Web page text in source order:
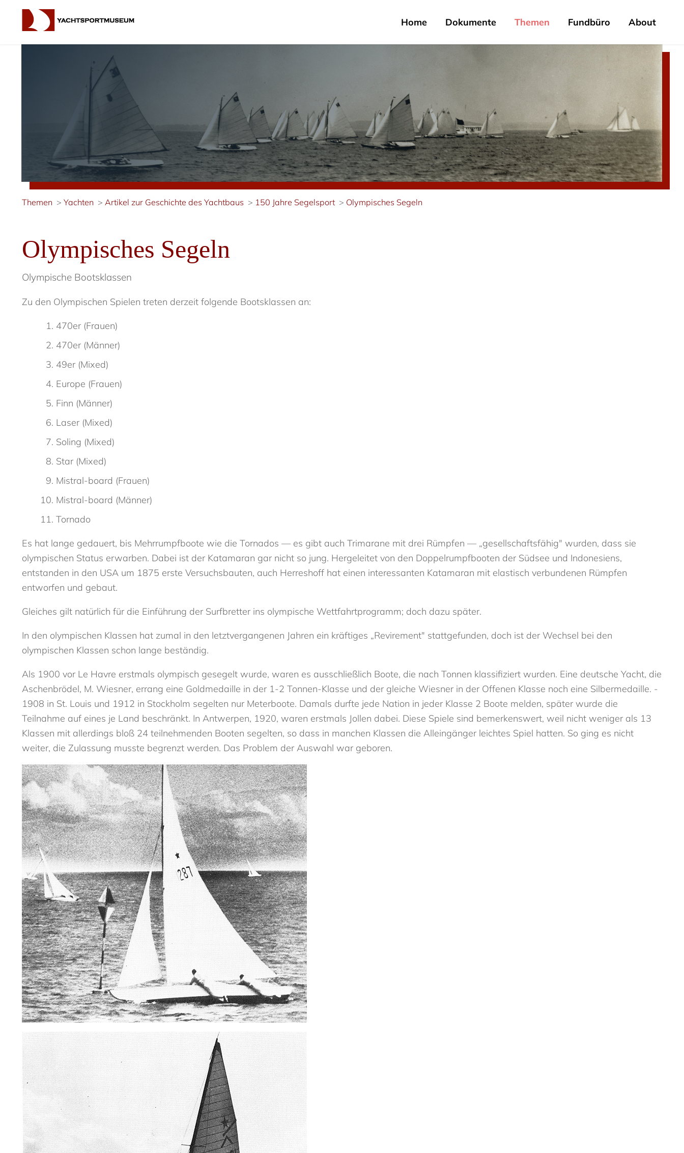
Home Dokumente Themen Fundbüro About
Themen Yachten Artikel zur Geschichte des Yachtbaus 150 Jahre Segelsport Olympisches Segeln
Olympisches Segeln
Olympische Bootsklassen
Zu den Olympischen Spielen treten derzeit folgende Bootsklassen an:
470er (Frauen)
470er (Männer)
49er (Mixed)
Europe (Frauen)
Finn (Männer)
Laser (Mixed)
Soling (Mixed)
Star (Mixed)
Mistral-board (Frauen)
Mistral-board (Männer)
Tornado
Es hat lange gedauert, bis Mehrrumpfboote wie die Tornados — es gibt auch Trimarane mit drei Rümpfen — „gesellschaftsfähig" wurden, dass sie
olympischen Status erwarben. Dabei ist der Katamaran gar nicht so jung. Hergeleitet von den Doppelrumpfbooten der Südsee und Indonesiens,
entstanden in den USA um 1875 erste Versuchsbauten, auch Herreshoff hat einen interessanten Katamaran mit elastisch verbundenen Rümpfen
entworfen und gebaut.
Gleiches gilt natürlich für die Einführung der Surfbretter ins olympische Wettfahrtprogramm; doch dazu später.
In den olympischen Klassen hat zumal in den letztvergangenen Jahren ein kräftiges „Revirement" stattgefunden, doch ist der Wechsel bei den
olympischen Klassen schon lange beständig.
Als 1900 vor Le Havre erstmals olympisch gesegelt wurde, waren es ausschließlich Boote, die nach Tonnen klassifiziert wurden. Eine deutsche Yacht, die
Aschenbrödel, M. Wiesner, errang eine Goldmedaille in der 1-2 Tonnen-Klasse und der gleiche Wiesner in der Offenen Klasse noch eine Silbermedaille. -
1908 in St. Louis und 1912 in Stockholm segelten nur Meterboote. Damals durfte jede Nation in jeder Klasse 2 Boote melden, später wurde die
Teilnahme auf eines je Land beschränkt. In Antwerpen, 1920, waren erstmals Jollen dabei. Diese Spiele sind bemerkenswert, weil nicht weniger als 13
Klassen mit allerdings bloß 24 teilnehmenden Booten segelten, so dass in manchen Klassen die Alleingänger leichtes Spiel hatten. So ging es nicht
weiter, die Zulassung musste begrenzt werden. Das Problem der Auswahl war geboren.